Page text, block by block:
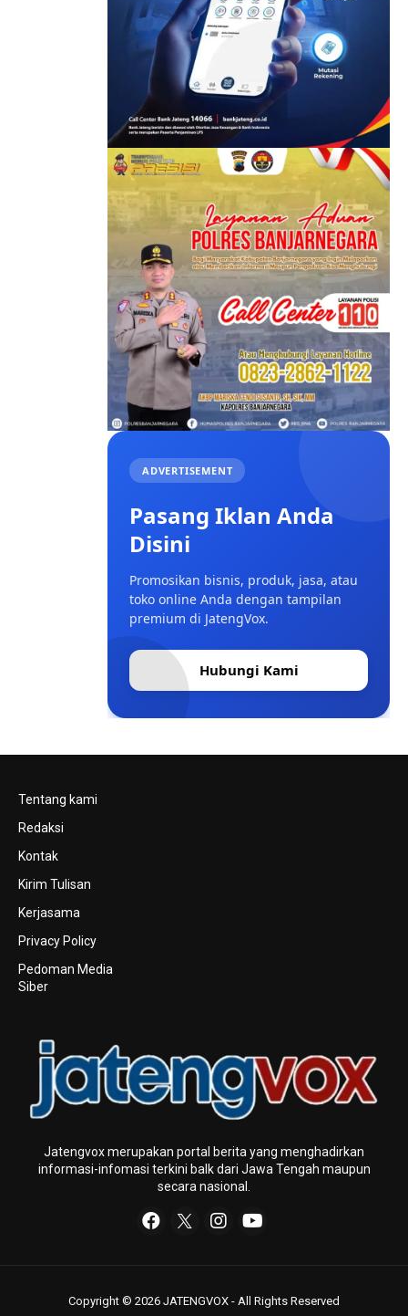
ADVERTISEMENT
Pasang Iklan Anda
Disini
Promosikan bisnis, produk, jasa, atau
toko online Anda dengan tampilan
premium di JatengVox.
Hubungi Kami
Tentang kami
Redaksi
Kontak
Kirim Tulisan
Kerjasama
Privacy Policy
Pedoman Media
Siber
Jatengvox merupakan portal berita yang menghadirkan
informasi-infomasi terkini baIk dari Jawa Tengah maupun
secara nasional.
Copyright © 2026 JATENGVOX - All Rights Reserved